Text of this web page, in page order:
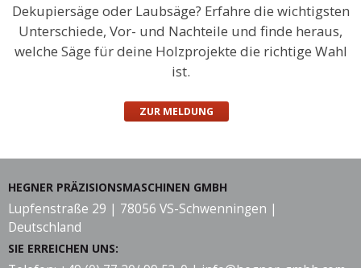
Dekupiersäge oder Laubsäge? Erfahre die wichtigsten
Unterschiede, Vor- und Nachteile und finde heraus,
welche Säge für deine Holzprojekte die richtige Wahl
ist.
ZUR MELDUNG
HEGNER PRÄZISIONSMASCHINEN GMBH
Lupfenstraße 29 | 78056 VS-Schwenningen |
Deutschland
SIE ERREICHEN UNS: